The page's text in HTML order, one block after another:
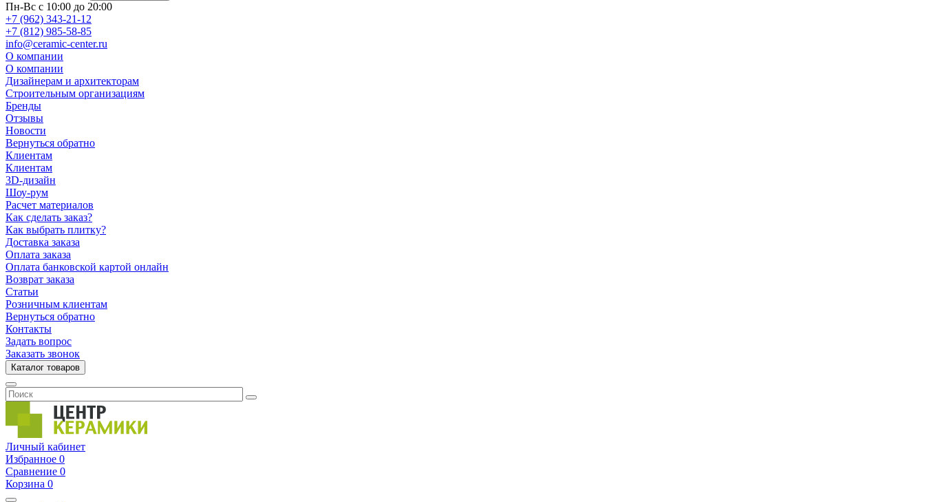
Пн-Вс с 10:00 до 20:00
+7 (962) 343-21-12
+7 (812) 985-58-85
info@ceramic-center.ru
О компании
О компании
Дизайнерам и архитекторам
Строительным организациям
Бренды
Отзывы
Новости
Вернуться обратно
Клиентам
Клиентам
3D-дизайн
Шоу-рум
Расчет материалов
Как сделать заказ?
Как выбрать плитку?
Доставка заказа
Оплата заказа
Оплата банковской картой онлайн
Возврат заказа
Статьи
Розничным клиентам
Вернуться обратно
Контакты
Задать вопрос
Заказать звонок
Каталог товаров
Личный кабинет
Избранное 0
Сравнение 0
Корзина 0